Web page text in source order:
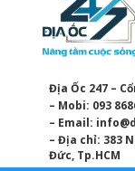
Địa Ốc 247 –
– Mobi: 093
– Email:
– Địa chỉ: 383
Đức, Tp.HCM